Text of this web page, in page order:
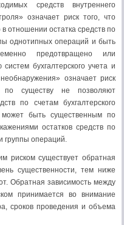
средств внутреннего
означает риск того, что
отношении остатка средств по
однотипных операций и быть
предотвращено или
бухгалтерского учета и
означает риск
по существу не позволяют
по счетам бухгалтерского
может быть существенным по
остатков средств по
группы операций.
риском существует обратная
существенности, тем ниже
Обратная зависимость между
принимается во внимание
сроков проведения и объема